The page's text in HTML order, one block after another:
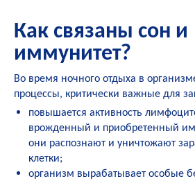
Как связаны сон и
иммунитет?
Во время ночного отдыха в
процессы, критически важные для
повышается активность
врожденный и приобретенный
они распознают и уничтожают
клетки;
организм вырабатывает особые